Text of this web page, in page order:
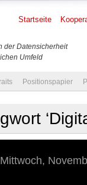
der Datensicherheit
Umfeld
Startseite
Positionspapier